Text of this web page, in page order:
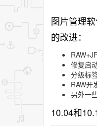
图片管理
的改进：
修复启
分级标
RAW开
另外一
10.04和